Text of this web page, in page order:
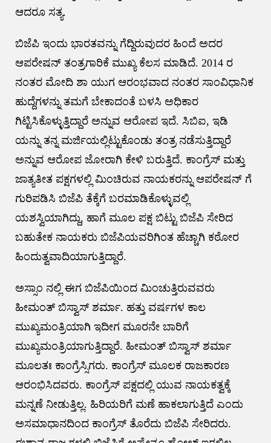
ಆದರೂ ಸತ್ಯ.
ಬಿಜೆಪಿ ಇಂದು ಭಾರತವನ್ನು ಗೆದ್ದಿರುವುದರ ಹಿಂದೆ ಅದರ
ಆಪರೇಷನ್ ತಂತ್ರಗಾರಿಕೆ ಮುಖ್ಯ ಕೆಲಸ ಮಾಡಿದೆ. 2014 ರ
ನಂತರ ಮೋದಿ ಶಾ ಯುಗ ಆರಂಭವಾದ ನಂತರ ಸಾಂವಿಧಾನಿಕ
ಹುದ್ದೆಗಳನ್ನು ತಮಗೆ ಬೇಕಾದಂತೆ ಬಳಸಿ ಅಧಿಕಾರ
ಗಿಟ್ಟಿಸಿಕೊಳ್ಳುತ್ತಿದ್ದಾರೆ ಅನ್ನುವ ಆರೋಪ ಇದೆ. ಸಿಬಿಐ, ಇಡಿ
ಯನ್ನು ತನ್ನ ಮರ್ಜಿಯಲ್ಲಿಟ್ಟುಕೊಂಡು ತಂತ್ರ ನಡೆಸುತ್ತಿದ್ದಾರೆ
ಅನ್ನುವ ಆರೋಪ ಜೋರಾಗಿ ಕೇಳಿ ಬರುತ್ತಿದೆ. ಕಾಂಗ್ರೆಸ್ ಮತ್ತು
ಜಾತ್ಯತೀತ ಪಕ್ಷಗಳಲ್ಲಿ ಮಿಂಚಿರುವ ನಾಯಕರನ್ನು ಆಪರೇಷನ್ ಗೆ
ಗುರಿಪಡಿಸಿ ಬಿಜೆಪಿ ತೆಕ್ಕೆಗೆ ಬರಮಾಡಿಕೊಳ್ಳುವಲ್ಲಿ
ಯಶಸ್ವಿಯಾಗಿದ್ದು, ಹಾಗೆ ಮೂಲ ಪಕ್ಷ ಬಿಟ್ಟು ಬಿಜೆಪಿ ಸೇರಿದ
ಬಹುತೇಕ ನಾಯಕರು ಬಿಜೆಪಿಯವರಿಗಿಂತ ಹೆಚ್ಚಾಗಿ ಕಠೋರ
ಹಿಂದುತ್ವವಾದಿಯಾಗುತ್ತಿದ್ದಾರೆ.
ಅಸ್ಸಾಂ ನಲ್ಲಿ ಈಗ ಬಿಜೆಪಿಯಿಂದ ಮಿಂಚುತ್ತಿರುವವರು
ಹೀಮಂತ್ ಬಿಸ್ವಾಸ್ ಶರ್ಮಾ. ಹತ್ತು ವರ್ಷಗಳ ಕಾಲ
ಮುಖ್ಯಮಂತ್ರಿಯಾಗಿ ಇದೀಗ ಮೂರನೇ ಬಾರಿಗೆ
ಮುಖ್ಯಮಂತ್ರಿಯಾಗುತ್ತಿದ್ದಾರೆ. ಹೀಮಂತ್ ಬಿಸ್ವಾಸ್ ಶರ್ಮಾ
ಮೂಲತಃ ಕಾಂಗ್ರೆಸ್ಸಿಗರು. ಕಾಂಗ್ರೆಸ್ ಮೂಲಕ ರಾಜಕಾರಣ
ಆರಂಭಿಸಿದವರು. ಕಾಂಗ್ರೆಸ್ ಪಕ್ಷದಲ್ಲಿ ಯುವ ನಾಯಕತ್ವಕ್ಕೆ
ಮನ್ನಣೆ ನೀಡುತ್ತಿಲ್ಲ. ಹಿರಿಯರಿಗೆ ಮಣೆ ಹಾಕಲಾಗುತ್ತಿದೆ ಎಂದು
ಅಸಮಾಧಾನದಿಂದ ಕಾಂಗ್ರೆಸ್ ತೊರೆದು ಬಿಜೆಪಿ ಸೇರಿದರು.